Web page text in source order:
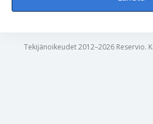
Tekijänoikeudet 2012–2026 Reservio.